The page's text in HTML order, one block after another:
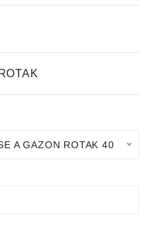
A GAZON ROTAK 40